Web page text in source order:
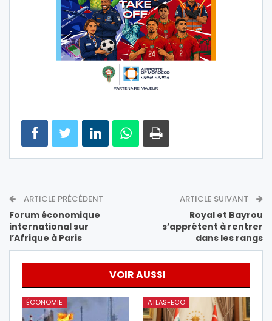
ARTICLE PRÉCÉDENT
Forum économique
international sur
l’Afrique à Paris
ARTICLE SUIVANT
Royal et Bayrou
s’apprêtent à rentrer
dans les rangs
VOIR AUSSI
ÉCONOMIE ATLAS-ECO